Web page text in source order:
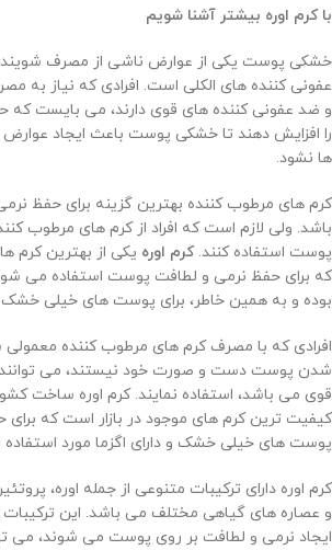
با کرم اوره بیشتر آشنا شویم
خشکی پوست یکی از عوارض ناشی از مصرف
عفونی کننده های الکلی است. افرادی که نیاز به
و ضد عفونی کننده های قوی دارند، می بایست
را افزایش دهند تا خشکی پوست باعث ایجاد
ها نشود.
کرم های مرطوب کننده بهترین گزینه برای حفظ
باشد. ولی لازم است که افراد از کرم های مرطوب
پوست استفاده کنند.کرم اوره یکی از بهترین کرم
که برای حفظ نرمی و لطافت پوست استفاده می
بوده و به همین خاطر، برای پوست های خیلی
افرادی که با مصرف کرم های مرطوب کننده
شدن پوست دست و صورت خود نیستند، می توانند
قوی می باشد، استفاده نمایند. کرم اوره ساخت
کیفیت ترین کرم های موجود در بازار است که
پوست های خیلی خشک و دارای اگزما مورد استفاده
کرم اوره دارای ترکیبات متنوعی از جمله اوره،
و عصاره های گیاهی مختلف می باشد. این ترکیبات
ایجاد نرمی و لطافت بر روی پوست می شوند، می